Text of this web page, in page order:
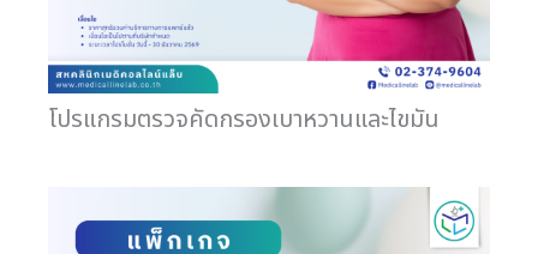
โปรแกรมตรวจคัดกรองเบาหวานและไขมัน